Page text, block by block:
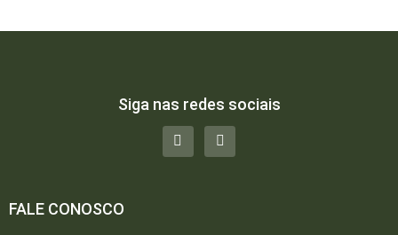
Siga nas redes sociais
FALE CONOSCO